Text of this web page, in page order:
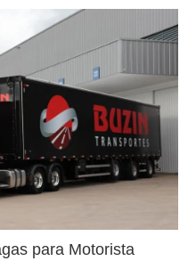
para Motorista